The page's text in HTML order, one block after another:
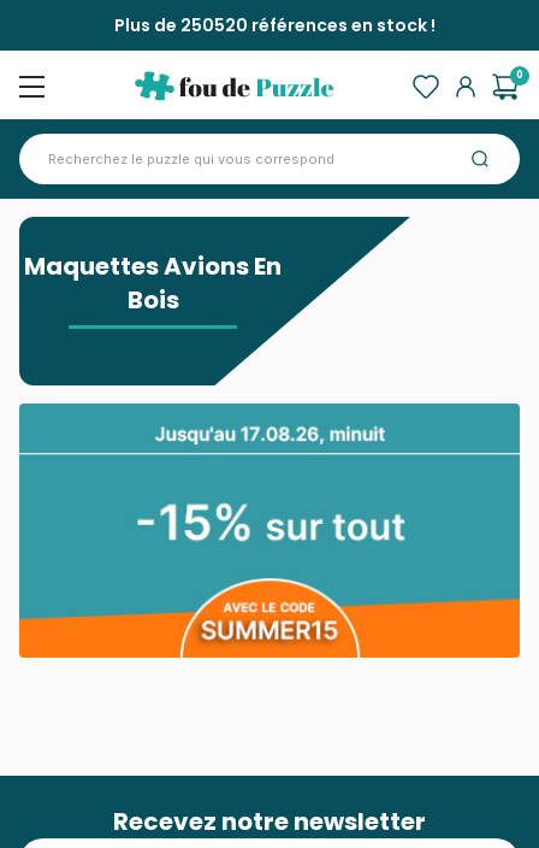
Plus de 250520 références en stock !
0
Maquettes Avions En
Bois
Recevez notre newsletter